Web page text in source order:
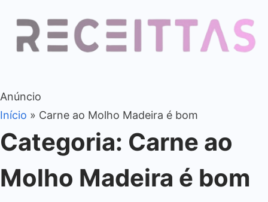
Anúncio
Início » Carne ao Molho Madeira é bom
Categoria: Carne ao
Molho Madeira é bom